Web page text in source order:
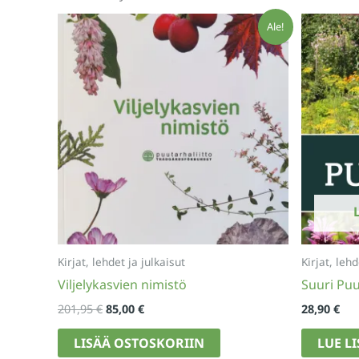
Ale!
Kirjat, lehdet ja julkaisut
Viljelykasvien nimistö
201,95€ Alkuperäinen
oli:
201,95 €.
85,00 €Nykyinen
on:
85,00 €.
LISÄÄ OSTOSKORIIN
Kirjat,
Suuri
28,90 €
LUE